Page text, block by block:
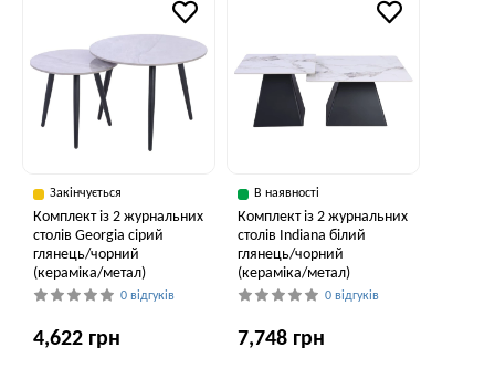
Закінчується
Комплект із 2 журнальних
столів Georgia сірий
глянець/чорний
(кераміка/метал)
0 відгуків
4,622 грн
В наявності
Комплект із 2 журнальних
столів Indiana білий
глянець/чорний
(кераміка/метал)
0 відгуків
7,748 грн